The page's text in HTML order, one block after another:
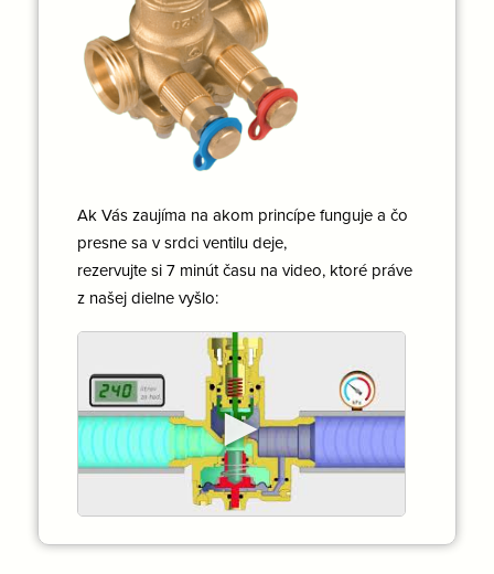
Ak Vás zaujíma na akom princípe funguje a čo
presne sa v srdci ventilu deje,
rezervujte si 7 minút času na video, ktoré práve
z našej dielne vyšlo:
►